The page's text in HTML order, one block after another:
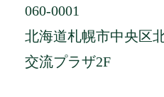
060-0001
北海道札幌市中央区
交流プラザ2F